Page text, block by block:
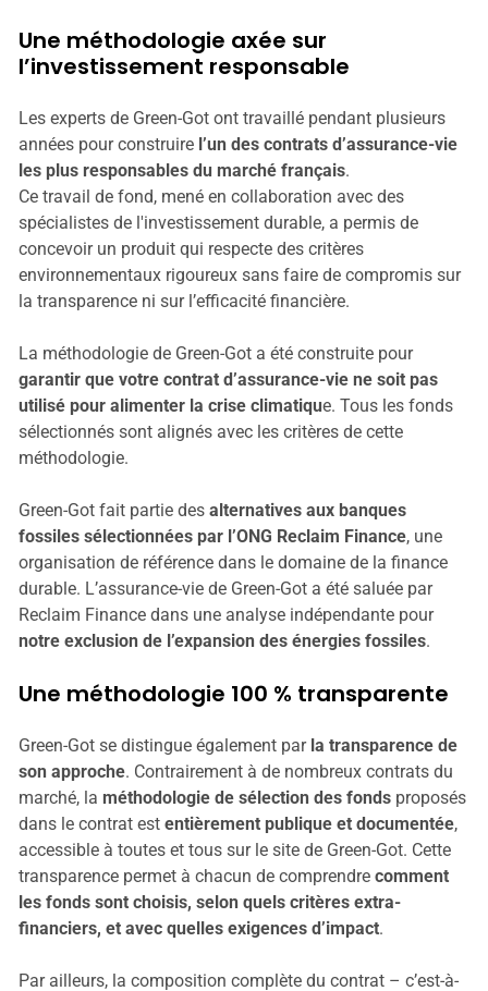
Une méthodologie axée sur
l’investissement responsable
Les experts de Green-Got ont travaillé pendant plusieurs
années pour construire l’un des contrats d’assurance-vie
les plus responsables du marché français.
Ce travail de fond, mené en collaboration avec des
spécialistes de l'investissement durable, a permis de
concevoir un produit qui respecte des critères
environnementaux rigoureux sans faire de compromis sur
la transparence ni sur l’efficacité financière.
La méthodologie de Green-Got a été construite pour
garantir que votre contrat d’assurance-vie ne soit pas
utilisé pour alimenter la crise climatique. Tous les fonds
sélectionnés sont alignés avec les critères de cette
méthodologie.
Green-Got fait partie des alternatives aux banques
fossiles sélectionnées par l’ONG Reclaim Finance, une
organisation de référence dans le domaine de la finance
durable. L’assurance-vie de Green-Got a été saluée par
Reclaim Finance dans une analyse indépendante pour
notre exclusion de l’expansion des énergies fossiles.
Une méthodologie 100 % transparente
Green-Got se distingue également par la transparence de
son approche. Contrairement à de nombreux contrats du
marché, la méthodologie de sélection des fondsproposés
dans le contrat est entièrement publique et documentée,
accessible à toutes et tous sur le site de Green-Got. Cette
transparence permet à chacun de comprendre comment
les fonds sont choisis, selon quels critères extra-
financiers, et avec quelles exigences d’impact.
Par ailleurs, la composition complète du contrat – c’est-à-